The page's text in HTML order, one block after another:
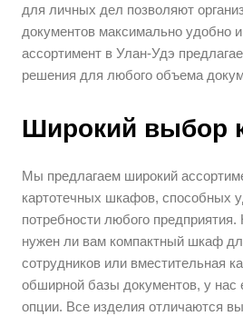
для личных дел позволяют
документов максимально удобно
ассортимент в Улан-Удэ
решения для любого объема
Широкий выбор
Мы предлагаем широкий
картотечных шкафов, способных
потребности любого предприятия.
нужен ли вам компактный шкаф
сотрудников или вместительная
обширной базы документов, у нас
опции. Все изделия отличаются